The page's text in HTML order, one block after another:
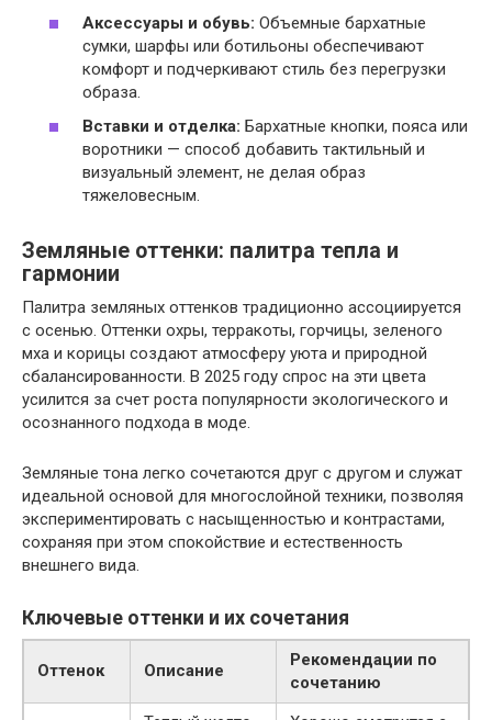
Аксессуары и обувь: Объемные бархатные
сумки, шарфы или ботильоны обеспечивают
комфорт и подчеркивают стиль без перегрузки
образа.
Вставки и отделка: Бархатные кнопки, пояса или
воротники — способ добавить тактильный и
визуальный элемент, не делая образ
тяжеловесным.
Земляные оттенки: палитра тепла и
гармонии
Палитра земляных оттенков традиционно ассоциируется
с осенью. Оттенки охры, терракоты, горчицы, зеленого
мха и корицы создают атмосферу уюта и природной
сбалансированности. В 2025 году спрос на эти цвета
усилится за счет роста популярности экологического и
осознанного подхода в моде.
Земляные тона легко сочетаются друг с другом и служат
идеальной основой для многослойной техники, позволяя
экспериментировать с насыщенностью и контрастами,
сохраняя при этом спокойствие и естественность
внешнего вида.
Ключевые оттенки и их сочетания
Оттенок Описание
Рекомендации по
сочетанию